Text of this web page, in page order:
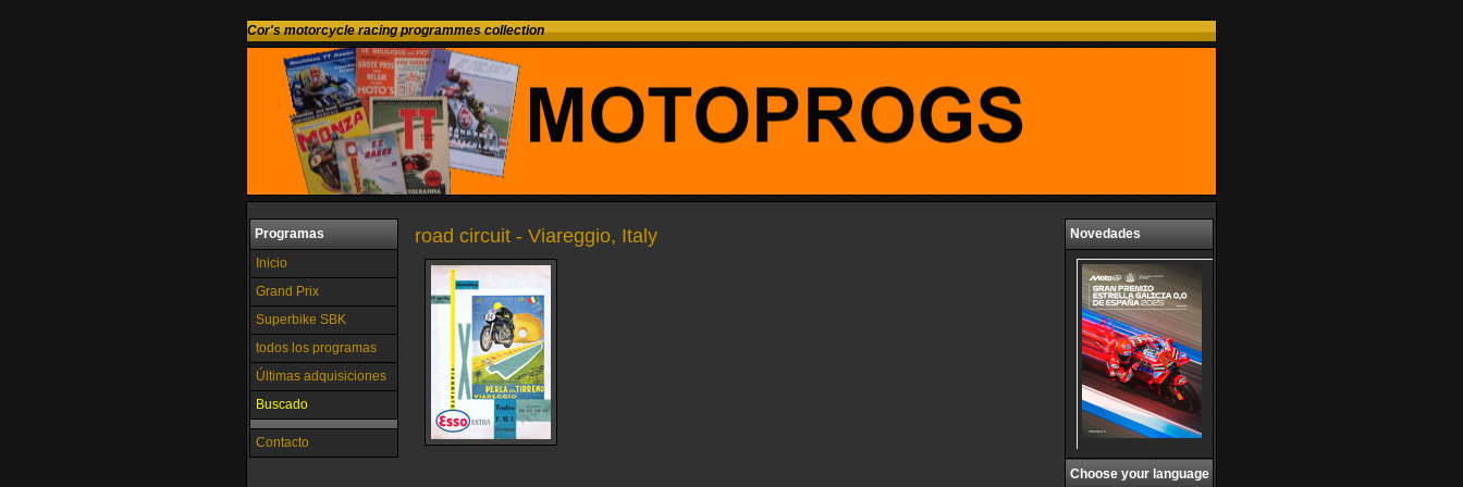
Cor's motorcycle racing programmes collection
Programas
Inicio
Grand Prix
Superbike SBK
todos los programas
Últimas adquisiciones
Buscado
Contacto
road circuit - Viareggio, Italy Novedades
Choose your language